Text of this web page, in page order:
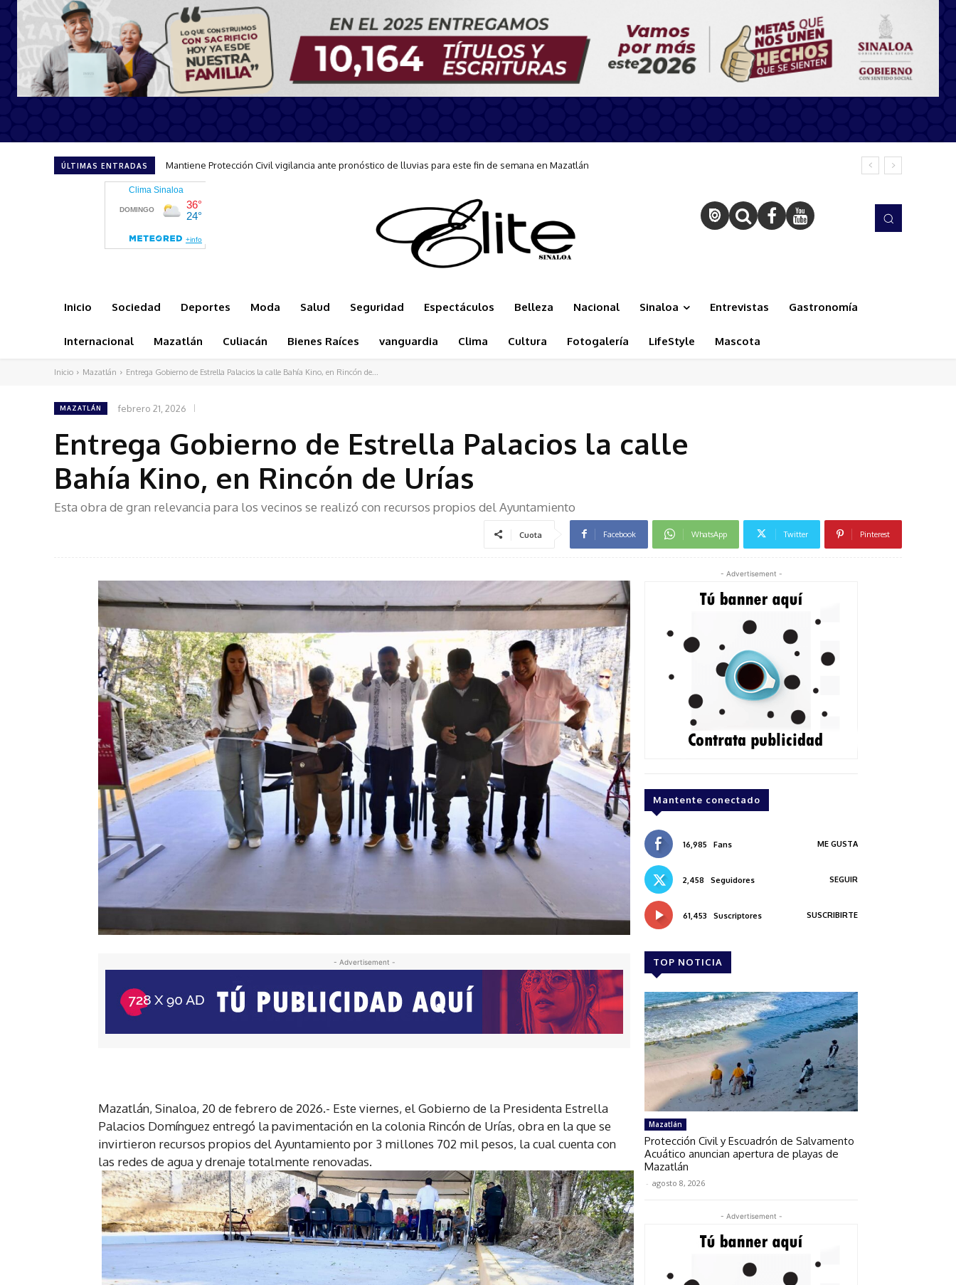
ÚLTIMAS ENTRADAS Refuerza Escuadrón Acuático acciones preventivas ante condiciones de Mar de Fondo en Mazatlán
Inicio Sociedad Deportes Moda Salud Seguridad Espectáculos Belleza Nacional Sinaloa Entrevistas Gastronomía
Internacional Mazatlán Culiacán Bienes Raíces vanguardia Clima Cultura Fotogalería LifeStyle Mascota
Inicio Mazatlán Entrega Gobierno de Estrella Palacios la calle Bahía Kino, en Rincón de...
MAZATLÁN febrero 21, 2026
Entrega Gobierno de Estrella Palacios la calle
Bahía Kino, en Rincón de Urías
Esta obra de gran relevancia para los vecinos se realizó con recursos propios del Ayuntamiento
Cuota Facebook WhatsApp Twitter Pinterest
- Advertisement -
Mazatlán, Sinaloa, 20 de febrero de 2026.- Este viernes, el Gobierno de la Presidenta Estrella
Palacios Domínguez entregó la pavimentación en la colonia Rincón de Urías, obra en la que se
invirtieron recursos propios del Ayuntamiento por 3 millones 702 mil pesos, la cual cuenta con
las redes de agua y drenaje totalmente renovadas.
- Advertisement -
Mantente conectado
16,985 Fans ME GUSTA
2,458 Seguidores SEGUIR
61,453 Suscriptores SUSCRIBIRTE
TOP NOTICIA
Mazatlán
Protección Civil y Escuadrón de Salvamento
Acuático anuncian apertura de playas de
Mazatlán
- agosto 8, 2026
- Advertisement -